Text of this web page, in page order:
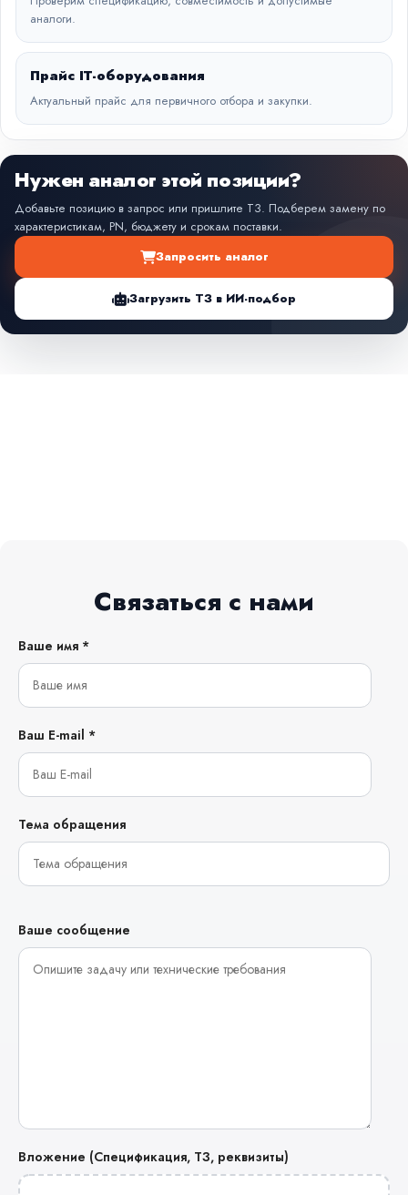
аналоги.
Прайс IT-оборудования
Актуальный прайс для первичного отбора и закупки.
Нужен аналог этой позиции?
Добавьте позицию в запрос или пришлите ТЗ. Подберем замену по
характеристикам, PN, бюджету и срокам поставки.
Запросить аналог
Загрузить ТЗ в ИИ-подбор
Связаться с нами
Ваше имя *
Ваш E-mail *
Тема обращения
Ваше сообщение
Вложение (Спецификация, ТЗ, реквизиты)